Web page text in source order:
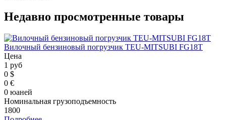
Недавно просмотренные товары
Вилочный бензиновый погрузчик TEU-MITSUBI FG18T
Цена
1 руб
0 $
0 €
0 юаней
Номинальная грузоподъемность
1800